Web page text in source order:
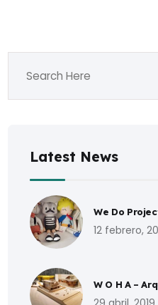
Latest News
We Do
12 febrero,
W O H A –